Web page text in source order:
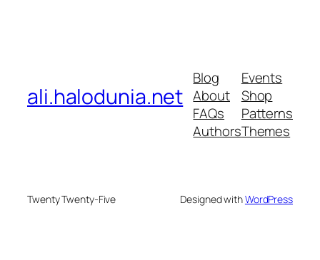
ali.halodunia.net
Blog
About
FAQs
Authors
Events
Shop
Patterns
Themes
Twenty Twenty-Five Designed withWordPress